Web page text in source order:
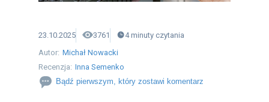
23.10.2025 3761 4 minuty czytania
Autor: Michał Nowacki
Recenzja: Inna Semenko
Bądź pierwszym, który zostawi komentarz